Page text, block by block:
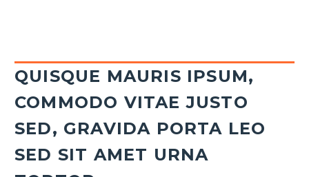
QUISQUE MAURIS IPSUM,
COMMODO VITAE JUSTO
SED, GRAVIDA PORTA LEO
SED SIT AMET URNA